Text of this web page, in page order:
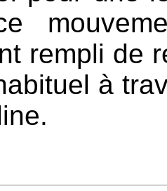
rempli de
à